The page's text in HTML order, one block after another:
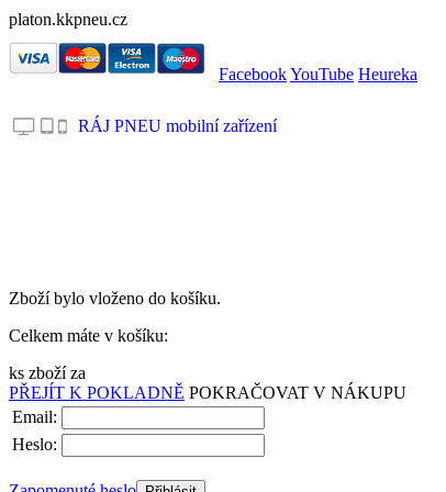
platon.kkpneu.cz
FacebookYouTube Heureka
RÁJ PNEU mobilní zařízení
Zboží bylo vloženo do košíku.
Celkem máte v košíku:
ks zboží za
PŘEJÍT K POKLADNĚ POKRAČOVAT V NÁKUPU
Email:
Heslo: